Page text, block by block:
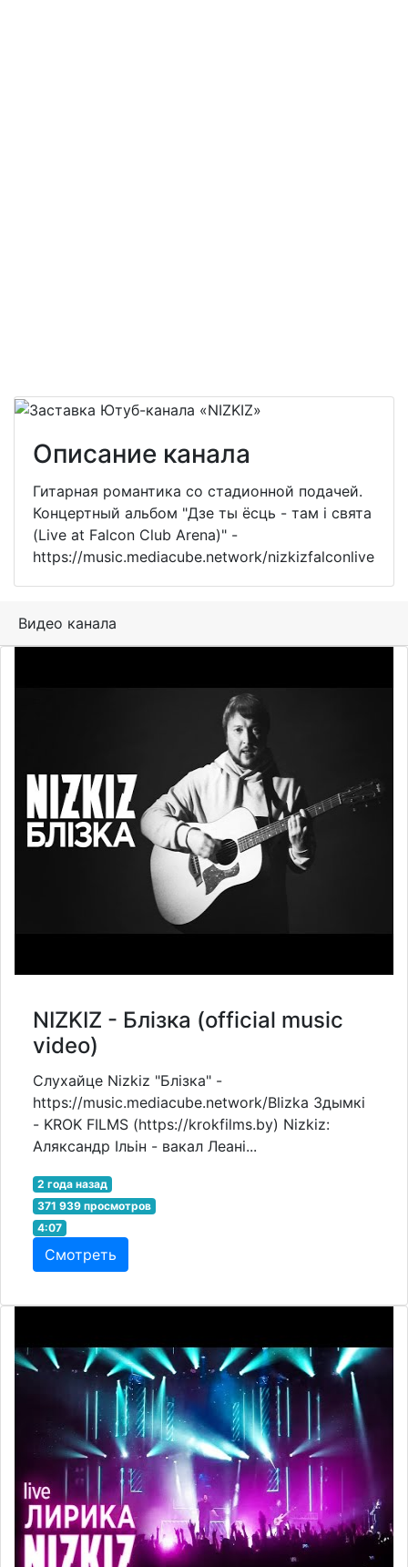
Описание канала
Гитарная романтика со стадионной подачей.
Концертный альбом "Дзе ты ёсць - там і свята
(Live at Falcon Club Arena)" -
https://music.mediacube.network/nizkizfalconlive
Видео канала
NIZKIZ - Блізка (official music
video)
Слухайце Nizkiz "Блізка" -
https://music.mediacube.network/Blizka Здымкі
- KROK FILMS (https://krokfilms.by) Nizkiz:
Аляксандр Ільін - вакал Леані...
2 года назад
371 939 просмотров
4:07
Смотреть